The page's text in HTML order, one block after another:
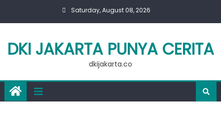
Saturday, August 08, 2026
DKI JAKARTA PUNYA CERITA
dkijakarta.co